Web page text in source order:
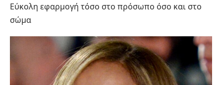
Εύκολη εφαρμογή τόσο στο πρόσωπο όσο και στο
σώμα